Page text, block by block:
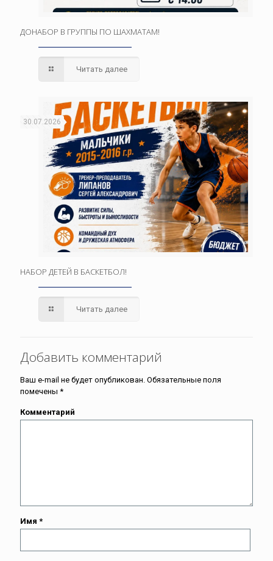
ДОНАБОР В ГРУППЫ ПО ШАХМАТАМ!
Читать далее
30.07.2026
НАБОР ДЕТЕЙ В БАСКЕТБОЛ!
Читать далее
Добавить комментарий
Ваш e-mail не будет опубликован. Обязательные поля
помечены *
Комментарий
Имя *